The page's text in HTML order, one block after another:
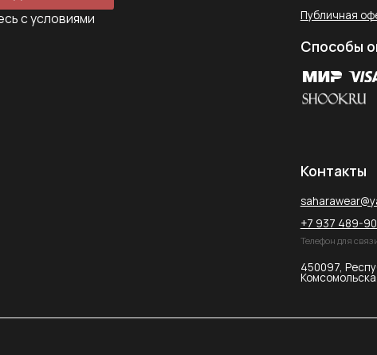
450097, Республика
Комсомольская улица, 2к2
Телефон для связи в WhatsApp
+7 937 489-90-66